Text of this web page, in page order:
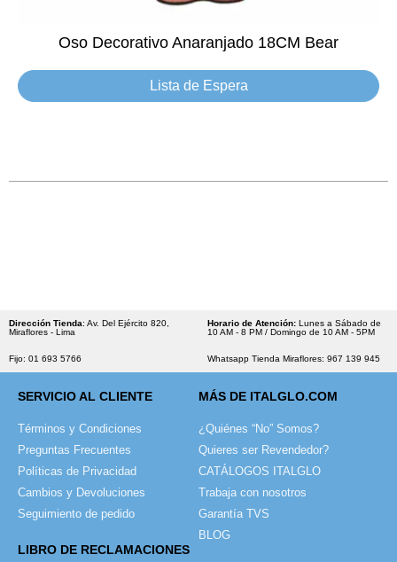
Oso Decorativo Anaranjado 18CM Bear
Lista de Espera
Dirección Tienda: Av. Del Ejército 820,
Miraflores - Lima
Fijo: 01 693 5766
Horario de Atención: Lunes a Sábado de
10 AM - 8 PM / Domingo de 10 AM - 5PM
Whatsapp Tienda Miraflores: 967 139 945
SERVICIO AL CLIENTE
Términos y Condiciones
Preguntas Frecuentes
Políticas de Privacidad
Cambios y Devoluciones
Seguimiento de pedido
MÁS DE ITALGLO.COM
¿Quiénes “No” Somos?
Quieres ser Revendedor?
CATÁLOGOS ITALGLO
Trabaja con nosotros
Garantía TVS
BLOG
LIBRO DE RECLAMACIONES